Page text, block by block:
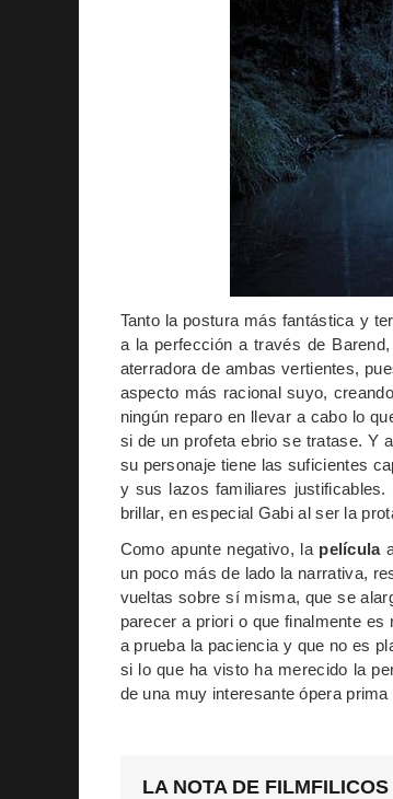
Tanto la postura más fantástica y
a la perfección a través de
aterradora de ambas vertientes,
aspecto más racional suyo,
ningún reparo en llevar a cabo lo
si de un profeta ebrio se tratase. Y
su personaje tiene las suficientes
y sus lazos familiares
brillar, en especial Gabi al ser la
Como apunte negativo, la película
un poco más de lado la narrativa,
vueltas sobre sí misma, que se
parecer a priori o que finalmente
a prueba la paciencia y que no es
si lo que ha visto ha merecido la
de una muy interesante ópera
LA NOTA DE FILMFILICOS